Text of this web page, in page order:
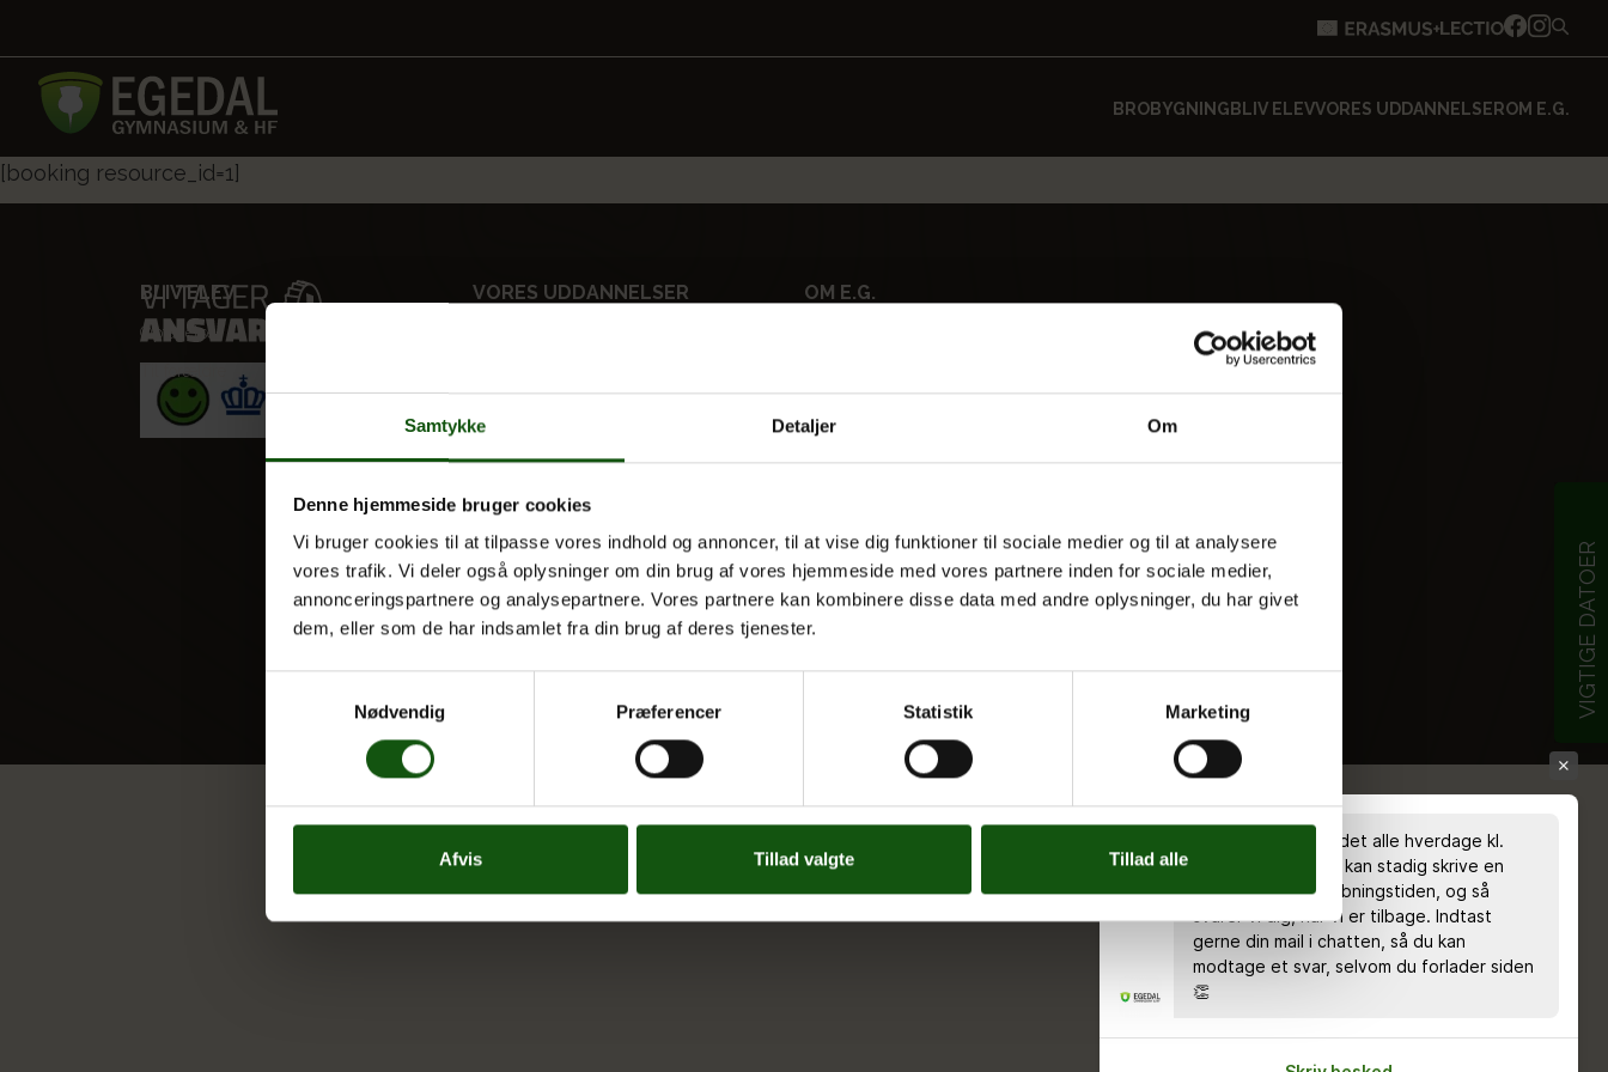
Samtykke Detaljer Om
Denne hjemmeside bruger cookies
Vi bruger cookies til at tilpasse vores indhold og annoncer, til at vise dig funktioner til sociale medier og til at analysere
vores trafik. Vi deler også oplysninger om din brug af vores hjemmeside med vores partnere inden for sociale medier,
annonceringspartnere og analysepartnere. Vores partnere kan kombinere disse data med andre oplysninger, du har givet
dem, eller som de har indsamlet fra din brug af deres tjenester.
Nødvendig
Præferencer Statistik Marketing
Afvis Tillad valgte Tillad alle
BROBYGNING BLIV ELEVVORES UDDANNELSEROM E.G.
VIGTIGE DATOER
[booking resource_id=1]
BLIV ELEV
Optagelse
Til forældre
VORES UDDANNELSER OM E.G.
Tilgængelighedserklæring
Whistleblowerservice
Chatten er bemandet alle hverdage kl.
8.00 - 18.00 🤗 Du kan stadig skrive en
besked uden for åbningstiden, og så
svarer vi dig, når vi er tilbage. Indtast
gerne din mail i chatten, så du kan
modtage et svar, selvom du forlader siden
👏